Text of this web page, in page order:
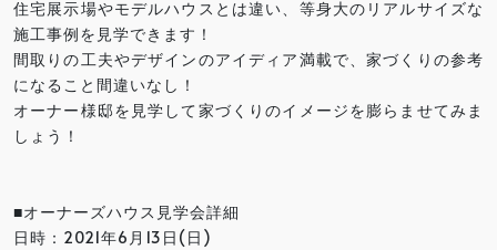
住宅展示場やモデルハウスとは違い、等身大のリアルサイズな
施工事例を見学できます！
間取りの工夫やデザインのアイディア満載で、家づくりの参考
になること間違いなし！
オーナー様邸を見学して家づくりのイメージを膨らませてみま
しょう！
■オーナーズハウス見学会詳細
日時：2021年6月13日(日)